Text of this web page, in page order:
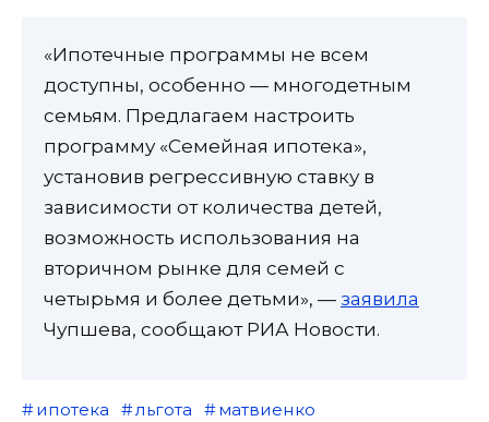
«Ипотечные программы не всем
доступны, особенно — многодетным
семьям. Предлагаем настроить
программу «Семейная ипотека»,
установив регрессивную ставку в
зависимости от количества детей,
возможность использования на
вторичном рынке для семей с
четырьмя и более детьми», — заявила
Чупшева, сообщают РИА Новости.
ипотека льгота
матвиенко